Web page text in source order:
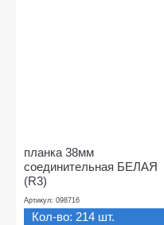
планка 38мм
соединительная БЕЛАЯ
(R3)
Артикул: 098716
Кол-во: 214 шт.